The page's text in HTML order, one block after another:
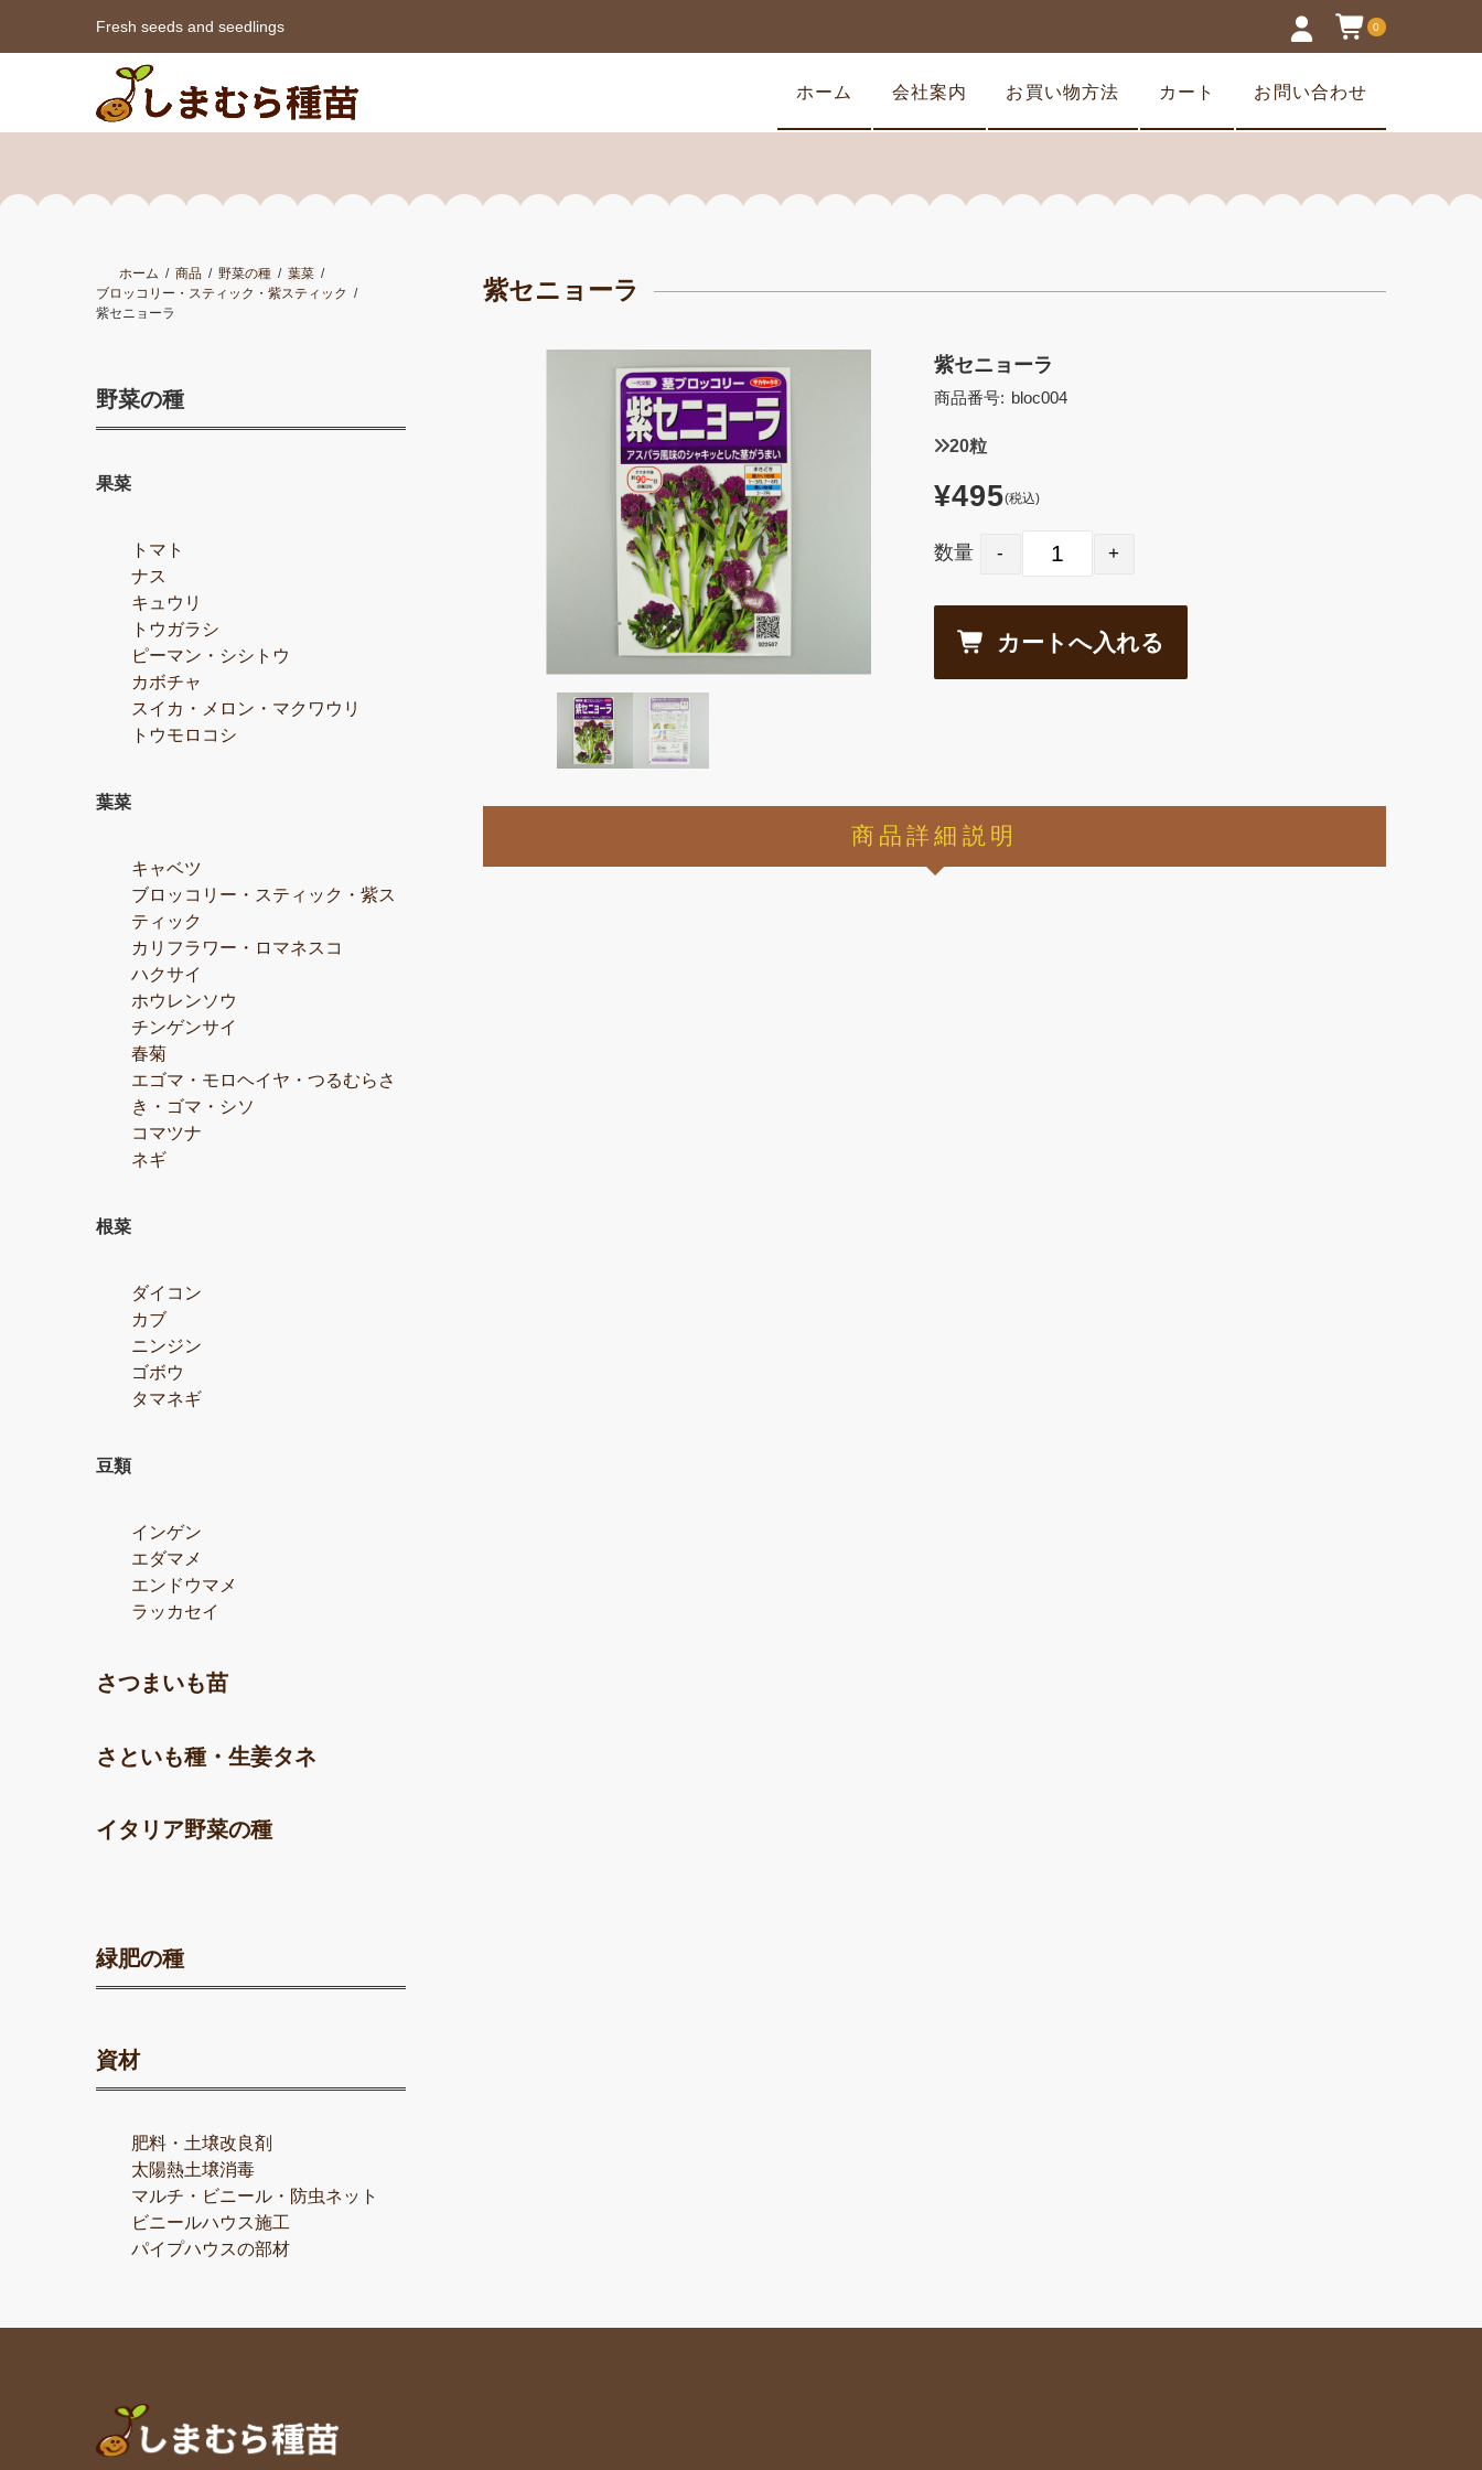
0
ホーム 会社案内 お買い物方法 カート お問い合わせ
Fresh seeds and seedlings
紫セニョーラ
紫セニョーラ
商品番号: bloc004
20粒
¥495(税込)
数量
商品詳細説明
ホーム 商品 野菜の種
葉菜
ブロッコリー・スティック・紫スティック
紫セニョーラ
野菜の種
果菜
トマト
ナス
キュウリ
トウガラシ
ピーマン・シシトウ
カボチャ
スイカ・メロン・マクワウリ
トウモロコシ
葉菜
キャベツ
ブロッコリー・スティック・紫ス
ティック
カリフラワー・ロマネスコ
ハクサイ
ホウレンソウ
チンゲンサイ
春菊
エゴマ・モロヘイヤ・つるむらさ
き・ゴマ・シソ
コマツナ
ネギ
根菜
ダイコン
カブ
ニンジン
ゴボウ
タマネギ
豆類
インゲン
エダマメ
エンドウマメ
ラッカセイ
さつまいも苗
さといも種・生姜タネ
イタリア野菜の種
緑肥の種
資材
肥料・土壌改良剤
太陽熱土壌消毒
マルチ・ビニール・防虫ネット
ビニールハウス施工
パイプハウスの部材